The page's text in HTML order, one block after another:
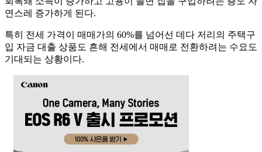
연스레 증가하게 된다.
특히 전세 가격이 매매가의 60%를 넘어선 데다 저리의 주택구
입 자금 대출 상품도 흔해 전세에서 매매로 전환하려는 수요도
기대되는 상황이다.